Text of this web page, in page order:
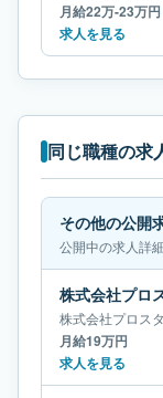
月給22万-23万円
求人を見る
同じ職種の求
その他の公開
公開中の求人詳
株式会社プロス
月給19万円
求人を見る